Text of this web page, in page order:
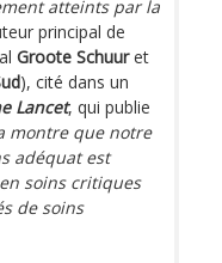
atteints par la
principal de
Groote Schuuret
), cité dans un
Lancet, qui publie
montre que notre
adéquat est
soins critiques
de soins